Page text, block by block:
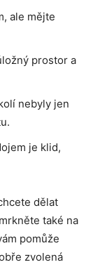
ale mějte
prostor a
nebyly jen
je klid,
dělat
také na
pomůže
zvolená